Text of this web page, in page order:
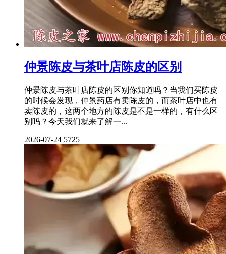
仲景陈皮与茶叶店陈皮的区别
仲景陈皮与茶叶店陈皮的区别你知道吗？当我们买陈皮
的时候会发现，仲景药店有卖陈皮的，而茶叶店中也有
卖陈皮的，这两个地方的陈皮是不是一样的，有什么区
别吗？今天我们就来了解一...
2026-07-24 5725